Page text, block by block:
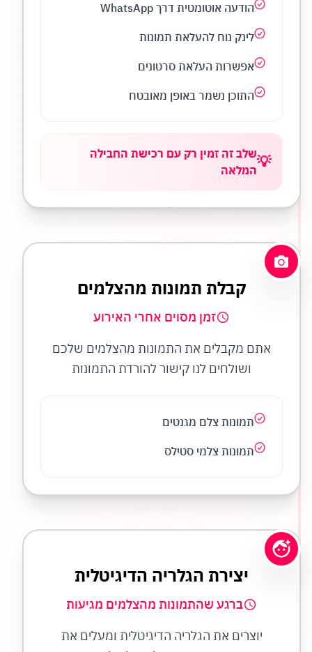
הודעה אוטומטית דרך WhatsApp
לינק נוח להעלאת תמונות
אפשרות העלאת סרטונים
התוכן נשמר באופן מאובטח
💡שלב זה זמין רק עם רכישת החבילה
המלאה
קבלת תמונות מהצלמים
זמן מסוים אחרי האירוע
אתם מקבלים את התמונות מהצלמים שלכם
ושולחים לנו קישור להורדת התמונות
תמונות צלם מגנטים
תמונות צלמי סטילס
יצירת הגלריה הדיגיטלית
ברגע שהתמונות מהצלמים מגיעות
יוצרים את הגלריה הדיגיטלית ומעלים את